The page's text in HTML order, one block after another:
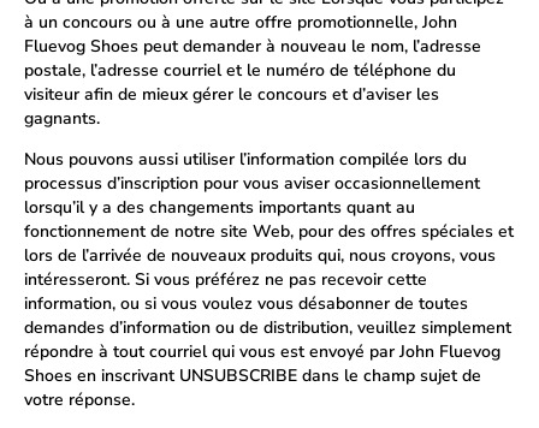
à un concours ou à une autre offre promotionnelle, John
Fluevog Shoes peut demander à nouveau le nom, l’adresse
postale, l’adresse courriel et le numéro de téléphone du
visiteur afin de mieux gérer le concours et d’aviser les
gagnants.
Nous pouvons aussi utiliser l’information compilée lors du
processus d’inscription pour vous aviser occasionnellement
lorsqu’il y a des changements importants quant au
fonctionnement de notre site Web, pour des offres spéciales et
lors de l’arrivée de nouveaux produits qui, nous croyons, vous
intéresseront. Si vous préférez ne pas recevoir cette
information, ou si vous voulez vous désabonner de toutes
demandes d’information ou de distribution, veuillez simplement
répondre à tout courriel qui vous est envoyé par John Fluevog
Shoes en inscrivant UNSUBSCRIBE dans le champ sujet de
votre réponse.